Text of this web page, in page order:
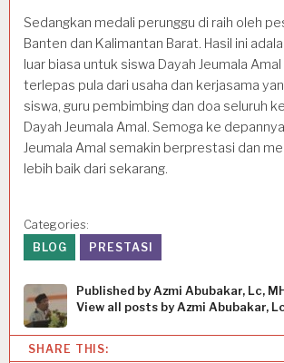
Sedangkan medali perunggu di raih oleh
Banten dan Kalimantan Barat. Hasil ini
luar biasa untuk siswa Dayah Jeumala Amal
terlepas pula dari usaha dan kerjasama
siswa, guru pembimbing dan doa seluruh
Dayah Jeumala Amal. Semoga ke
Jeumala Amal semakin berprestasi dan
lebih baik dari sekarang.
Categories:
BLOG
PRESTASI
Published by Azmi Abubakar, Lc, MH
View all posts by Azmi Abubakar,
SHARE THIS: